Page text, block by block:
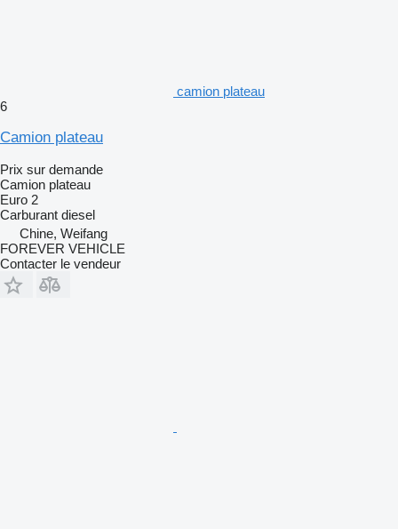
camion plateau
6
Camion plateau
Prix sur demande
Camion plateau
Euro 2
Carburant diesel
Chine, Weifang
FOREVER VEHICLE
Contacter le vendeur